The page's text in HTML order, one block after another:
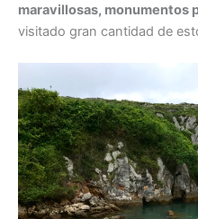
maravillosas, monumentos
visitado gran cantidad de